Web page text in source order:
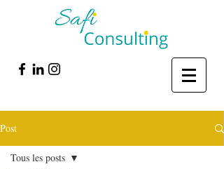
Post
Tous les posts